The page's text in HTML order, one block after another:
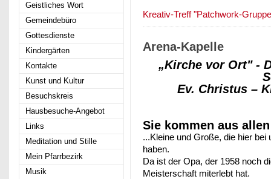
Geistliches Wort
Gemeindebüro
Gottesdienste
Kindergärten
Kontakte
Kunst und Kultur
Besuchskreis
Hausbesuche-Angebot
Links
Meditation und Stille
Mein Pfarrbezirk
Musik
Kreativ-Treff "Patchwork-
Arena-Kapelle
„Kirche vor Ort" -
Ev. Christus –
Sie kommen aus
...Kleine und Große, die hier bei
haben.
Da ist der Opa, der 1958 noch
Meisterschaft miterlebt hat.